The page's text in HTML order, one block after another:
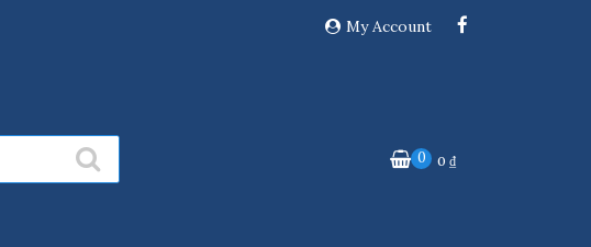
My Account
0 0₫